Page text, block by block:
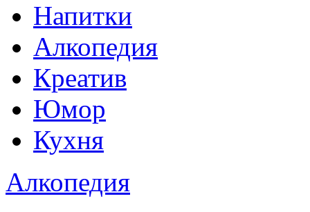
Напитки
Алкопедия
Креатив
Юмор
Кухня
Алкопедия